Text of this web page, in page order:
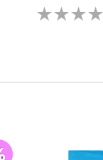
★★★★
★★★★